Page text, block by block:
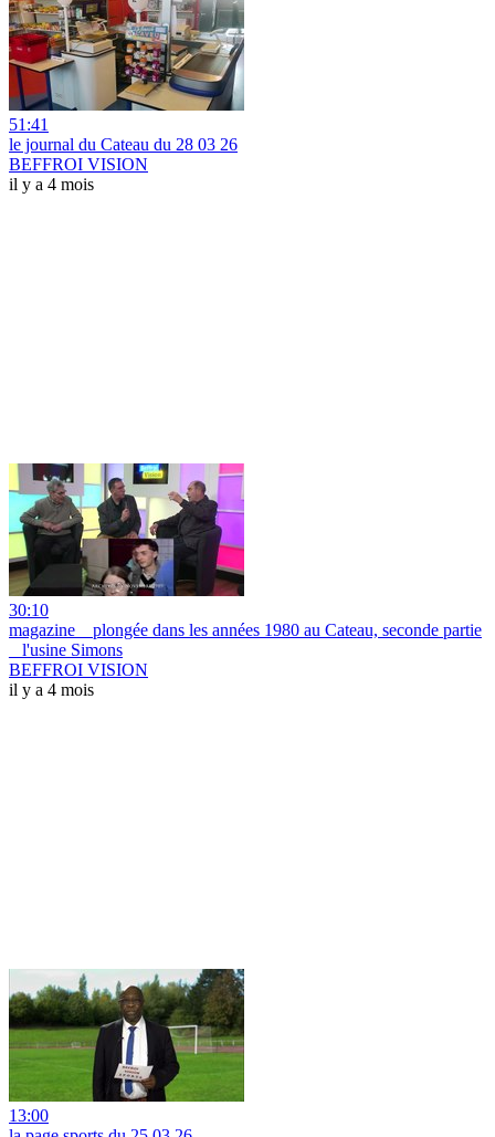
51:41
le journal du Cateau du 28 03 26
BEFFROI VISION
il y a 4 mois
30:10
magazine _ plongée dans les années 1980 au Cateau, seconde partie
_ l'usine Simons
BEFFROI VISION
il y a 4 mois
13:00